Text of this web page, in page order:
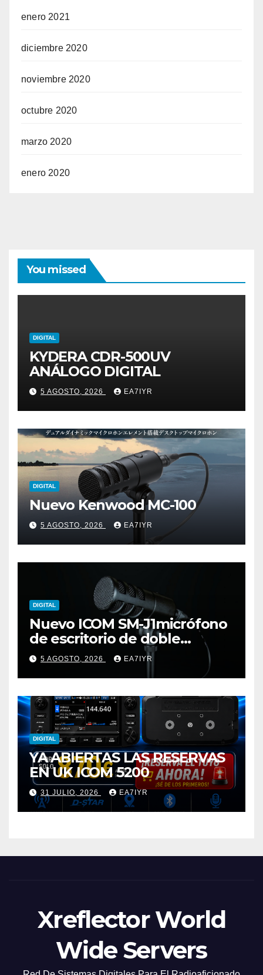
enero 2021
diciembre 2020
noviembre 2020
octubre 2020
marzo 2020
enero 2020
You missed
DIGITAL
KYDERA CDR-500UV
ANÁLOGO DIGITAL
5 AGOSTO, 2026 EA7IYR
DIGITAL
Nuevo Kenwood MC-100
5 AGOSTO, 2026 EA7IYR
DIGITAL
Nuevo ICOM SM-J1micrófono
de escritorio de doble
elemento premium
5 AGOSTO, 2026 EA7IYR
DIGITAL
YA ABIERTAS LAS RESERVAS
EN UK ICOM 5200
31 JULIO, 2026 EA7IYR
Xreflector World
Wide Servers